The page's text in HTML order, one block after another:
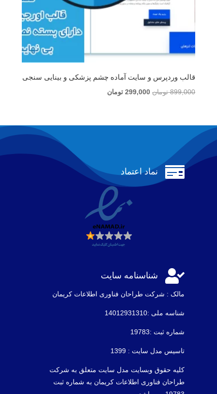
قالب وردپرس و سایت آماده چشم پزشکی و بینایی سنجی
899,000 تومان قیمت
بود.
299,000 تومانقیمت
است.
 نماد اعتماد
 شناسنامه سایت
مالک : شرکت طراحان فناوری اطلاعات كريمان
شناسه ملی :14012931310
شماره ثبت :19783
تاسیس مدل سایت : 1399
کلیه حقوق وبسایت مدل سایت متعلق به شرکت
طراحان فناوری اطلاعات کریمان به شماره ثبت